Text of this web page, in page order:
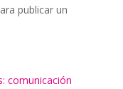
publicar un
comunicación